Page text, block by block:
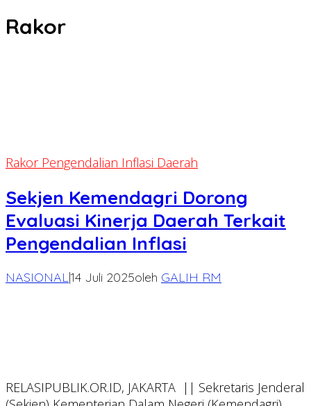
Rakor
Rakor Pengendalian Inflasi Daerah
Sekjen Kemendagri Dorong
Evaluasi Kinerja Daerah Terkait
Pengendalian Inflasi
NASIONAL|14 Juli 2025oleh GALIH RM
RELASIPUBLIK.OR.ID, JAKARTA || Sekretaris Jenderal